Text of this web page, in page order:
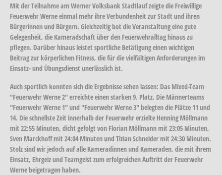
Mit der Teilnahme am Werner Volksbank Stadtlauf zeigte die Freiwillige
Feuerwehr Werne einmal mehr ihre Verbundenheit zur Stadt und ihren
Bürgerinnen und Bürgern. Gleichzeitig bot die Veranstaltung eine gute
Gelegenheit, die Kameradschaft über den Feuerwehralltag hinaus zu
pflegen. Darüber hinaus leistet sportliche Betätigung einen wichtigen
Beitrag zur körperlichen Fitness, die für die vielfältigen Anforderungen im
Einsatz- und Übungsdienst unerlässlich ist.
Auch sportlich konnten sich die Ergebnisse sehen lassen: Das Mixed-Team
"Feuerwehr Werne 2" erreichte einen starken 9. Platz. Die Männerteams
"Feuerwehr Werne 1" und "Feuerwehr Werne 3" belegten die Plätze 11 und
14. Die schnellste Zeit innerhalb der Feuerwehr erzielte Henning Möllmann
mit 22:55 Minuten, dicht gefolgt von Florian Möllmann mit 23:05 Minuten,
Sven Marckhoff mit 24:04 Minuten und Tizian Schneider mit 24:30 Minuten.
Stolz sind wir jedoch auf alle Kameradinnen und Kameraden, die mit ihrem
Einsatz, Ehrgeiz und Teamgeist zum erfolgreichen Auftritt der Feuerwehr
Werne beigetragen haben.